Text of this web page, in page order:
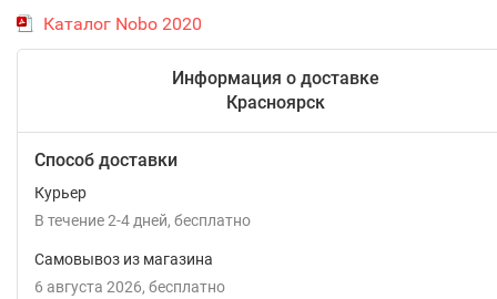
Каталог Nobo 2020
Информация о доставке
Красноярск
Способ доставки
Курьер
В течение2-4 дней Бесплатно
Самовывоз из магазина
6 августа 2026
Бесплатно